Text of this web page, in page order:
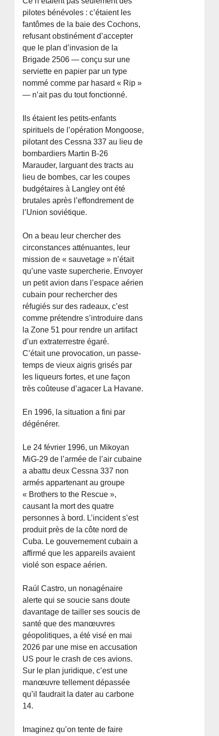
pilotes bénévoles : c’étaient les
fantômes de la baie des Cochons,
refusant obstinément d’accepter
que le plan d’invasion de la
Brigade 2506 — conçu sur une
serviette en papier par un type
nommé comme par hasard « Rip »
— n’ait pas du tout fonctionné.
Ils étaient les petits-enfants
spirituels de l’opération Mongoose,
pilotant des Cessna 337 au lieu de
bombardiers Martin B-26
Marauder, larguant des tracts au
lieu de bombes, car les coupes
budgétaires à Langley ont été
brutales après l’effondrement de
l’Union soviétique.
On a beau leur chercher des
circonstances atténuantes, leur
mission de « sauvetage » n’était
qu’une vaste supercherie. Envoyer
un petit avion dans l’espace aérien
cubain pour rechercher des
réfugiés sur des radeaux, c’est
comme prétendre s’introduire dans
la Zone 51 pour rendre un artifact
d’un extraterrestre égaré.
C’était une provocation, un passe-
temps de vieux aigris grisés par
les liqueurs fortes, et une façon
très coûteuse d’agacer La Havane.
En 1996, la situation a fini par
dégénérer.
Le 24 février 1996, un Mikoyan
MiG-29 de l’armée de l’air cubaine
a abattu deux Cessna 337 non
armés appartenant au groupe
« Brothers to the Rescue »,
causant la mort des quatre
personnes à bord. L’incident s’est
produit près de la côte nord de
Cuba. Le gouvernement cubain a
affirmé que les appareils avaient
violé son espace aérien.
Raúl Castro, un nonagénaire
alerte qui se soucie sans doute
davantage de tailler ses soucis de
santé que des manœuvres
géopolitiques, a été visé en mai
2026 par une mise en accusation
US pour le crash de ces avions.
Sur le plan juridique, c’est une
manœuvre tellement dépassée
qu’il faudrait la dater au carbone
14.
Imaginez qu’on tente de faire